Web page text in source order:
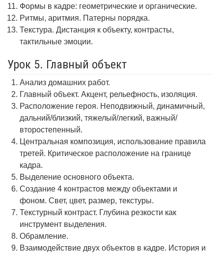
Формы в кадре: геометрические и органические.
Ритмы, аритмия. Патерны порядка.
Текстура. Дистанция к объекту, контрасты,
тактильные эмоции.
Урок 5. Главный объект
Анализ домашних работ.
Главный объект. Акцент, рельефность, изоляция.
Расположение героя. Неподвижный, динамичный,
дальний/близкий, тяжелый/легкий, важный/
второстепенный.
Центральная композиция, использование правила
третей. Критическое расположение на границе
кадра.
Выделение основного объекта.
Создание 4 контрастов между объектами и
фоном. Свет, цвет, размер, текстуры.
Текстурный контраст. Глубина резкости как
инструмент выделения.
Обрамление.
Взаимодействие двух объектов в кадре. История и